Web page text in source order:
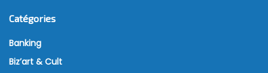
Catégories
Banking
Biz’art & Cult